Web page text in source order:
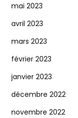
mai 2023
avril 2023
mars 2023
février 2023
janvier 2023
décembre 2022
novembre 2022